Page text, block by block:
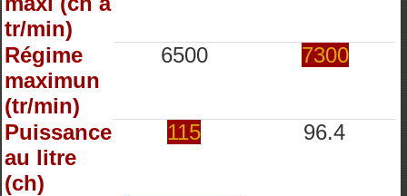
tr/min)
Régime
maximun
(tr/min)
6500 7300
Puissance
au litre
(ch)
115 96.4